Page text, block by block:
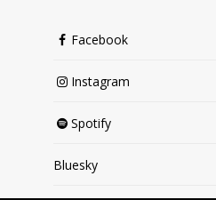
Facebook
Instagram
Spotify
Bluesky